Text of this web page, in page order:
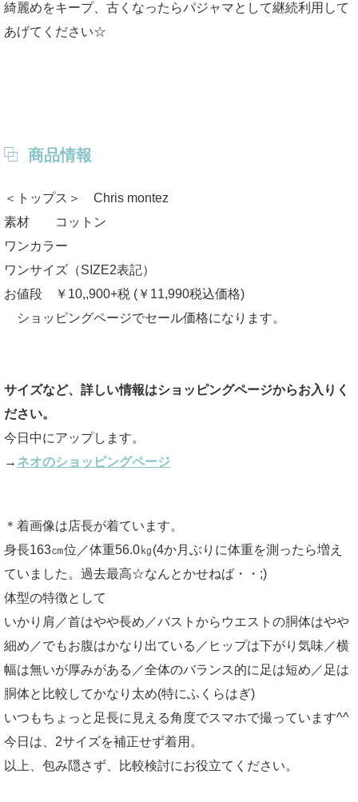
綺麗めをキープ、古くなったらパジャマとして継続利用して
あげてください☆
商品情報
＜トップス＞ Chris montez
素材 コットン
ワンカラー
ワンサイズ（SIZE2表記）
お値段 ￥10,,900+税 (￥11,990税込価格)
ショッピングページでセール価格になります。
サイズなど、詳しい情報はショッピングページからお入りく
ださい。
今日中にアップします。
→ ネオのショッピングページ
＊着画像は店長が着ています。
身長163㎝位／体重56.0㎏(4か月ぶりに体重を測ったら増え
ていました。過去最高☆なんとかせねば・・;)
体型の特徴として
いかり肩／首はやや長め／バストからウエストの胴体はやや
細め／でもお腹はかなり出ている／ヒップは下がり気味／横
幅は無いが厚みがある／全体のバランス的に足は短め／足は
胴体と比較してかなり太め(特にふくらはぎ)
いつもちょっと足長に見える角度でスマホで撮っています^^
今日は、2サイズを補正せず着用。
以上、包み隠さず、比較検討にお役立てください。